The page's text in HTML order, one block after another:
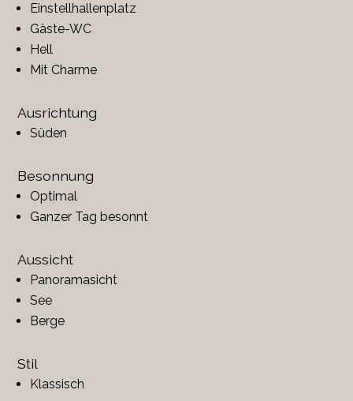
Einstellhallenplatz
Gäste-WC
Hell
Mit Charme
Ausrichtung
Süden
Besonnung
Optimal
Ganzer Tag besonnt
Aussicht
Panoramasicht
See
Berge
Stil
Klassisch